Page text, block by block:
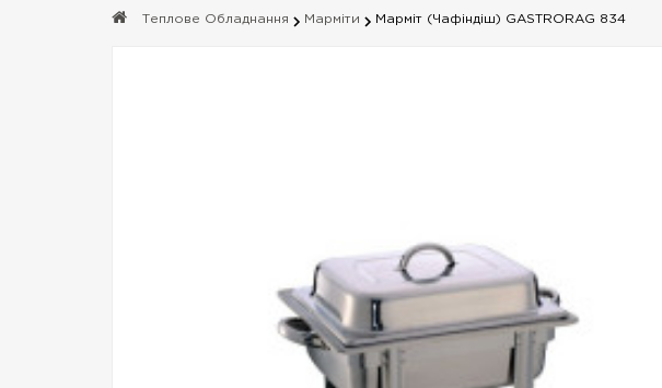
Теплове Обладнання Марміти Марміт (Чафіндіш) GASTRORAG 834